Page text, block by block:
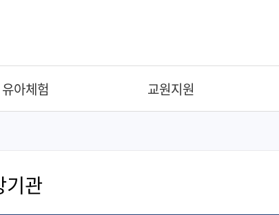
유아체험 교원지원
기관